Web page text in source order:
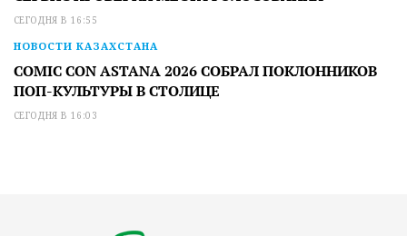
СЕГОДНЯ В 16:55
НОВОСТИ КАЗАХСТАНА
COMIC CON ASTANA 2026 СОБРАЛ ПОКЛОННИКОВ
ПОП-КУЛЬТУРЫ В СТОЛИЦЕ
СЕГОДНЯ В 16:03